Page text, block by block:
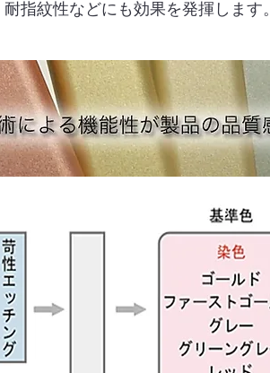
指紋性などにも効果を発揮します。